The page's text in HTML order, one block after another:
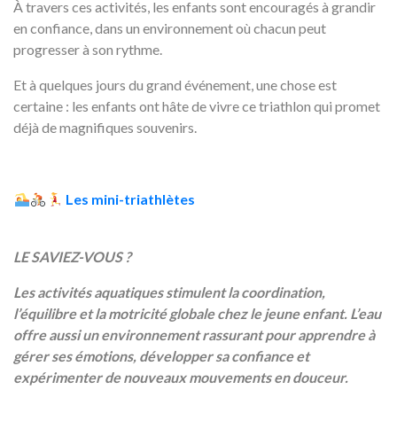
À travers ces activités, les enfants sont encouragés à grandir
en confiance, dans un environnement où chacun peut
progresser à son rythme.
Et à quelques jours du grand événement, une chose est
certaine : les enfants ont hâte de vivre ce triathlon qui promet
déjà de magnifiques souvenirs.
Les mini-triathlètes
LE SAVIEZ-VOUS ?
Les activités aquatiques stimulent la coordination,
l’équilibre et la motricité globale chez le jeune enfant. L’eau
offre aussi un environnement rassurant pour apprendre à
gérer ses émotions, développer sa confiance et
expérimenter de nouveaux mouvements en douceur.